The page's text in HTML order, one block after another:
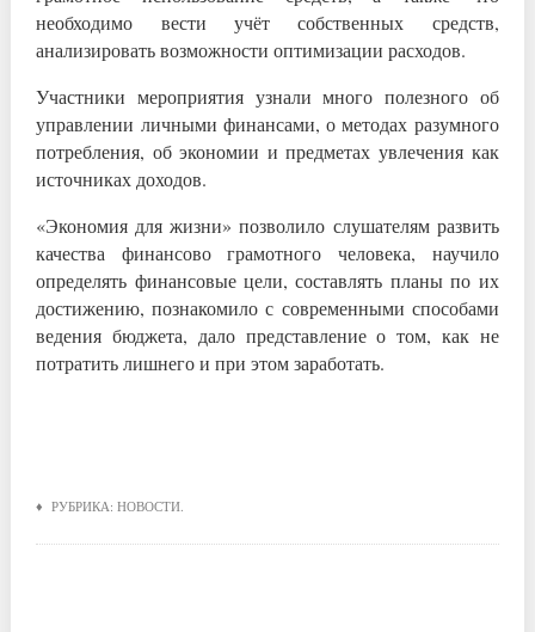
необходимо вести учёт собственных средств,
анализировать возможности оптимизации расходов.
Участники мероприятия узнали много полезного об
управлении личными финансами, о методах разумного
потребления, об экономии и предметах увлечения как
источниках доходов.
«Экономия для жизни» позволило слушателям развить
качества финансово грамотного человека, научило
определять финансовые цели, составлять планы по их
достижению, познакомило с современными способами
ведения бюджета, дало представление о том, как не
потратить лишнего и при этом заработать.
♦ РУБРИКА:НОВОСТИ.